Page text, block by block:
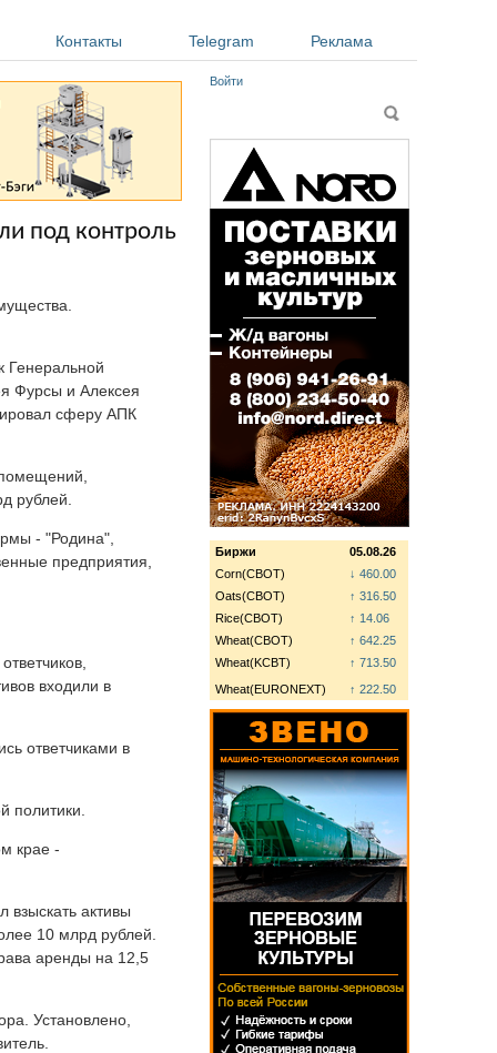
Контакты Telegram Реклама
под контроль
Генеральной
Фурсы и Алексея
сферу АПК
рублей.
- "Родина",
предприятия,
входили в
ответчиками в
политики.
крае -
активы
10 млрд рублей.
аренды на 12,5
Установлено,
Войти
Поиск
Биржи
05.08.26
Corn(CBOT)
↓ 460.00
Oats(CBOT)
↑ 316.50
Rice(CBOT)
↑ 14.06
Wheat(CBOT)
↑ 642.25
Wheat(KCBT)
↑ 713.50
Wheat(EURONEXT)
↑ 222.50